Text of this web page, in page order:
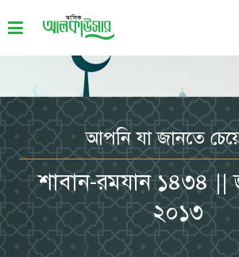
আপনি যা জানতে
শাবান-রমযান ১৪৩৪
২০১৩